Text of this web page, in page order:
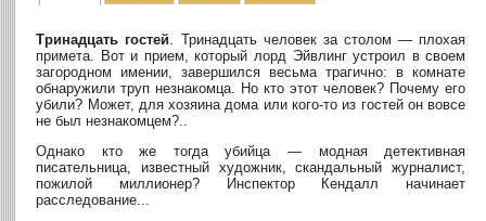
Тринадцать гостей. Тринадцать человек за столом — плохая
примета. Вот и прием, который лорд Эйвлинг устроил в своем
загородном имении, завершился весьма трагично: в комнате
обнаружили труп незнакомца. Но кто этот человек? Почему его
убили? Может, для хозяина дома или кого-то из гостей он вовсе
не был незнакомцем?..
Однако кто же тогда убийца — модная детективная
писательница, известный художник, скандальный журналист,
пожилой миллионер? Инспектор Кендалл начинает
расследование...